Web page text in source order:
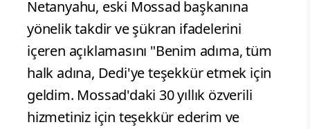
Netanyahu, eski Mossad başkanına
yönelik takdir ve şükran ifadelerini
içeren açıklamasını "Benim adıma, tüm
halk adına, Dedi'ye teşekkür etmek için
geldim. Mossad'daki 30 yıllık özverili
hizmetiniz için teşekkür ederim ve